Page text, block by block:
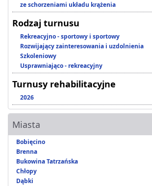
ze schorzeniami układu krążenia
Rodzaj turnusu
Rekreacyjno - sportowy i sportowy
Rozwijający zainteresowania i uzdolnienia
Szkoleniowy
Usprawniająco - rekreacyjny
Turnusy rehabilitacyjne
2026
Miasta
Bobięcino
Brenna
Bukowina Tatrzańska
Chłopy
Dąbki